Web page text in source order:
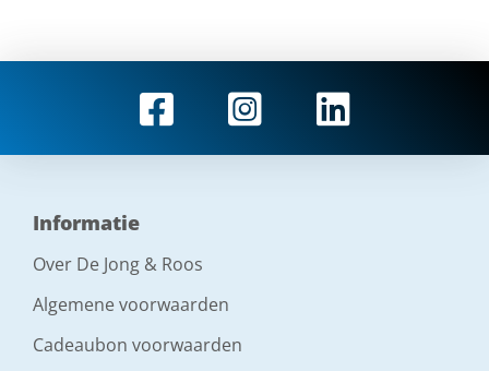
Informatie
Over De Jong & Roos
Algemene voorwaarden
Cadeaubon voorwaarden